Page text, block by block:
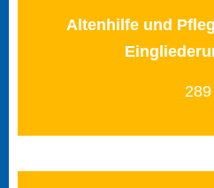
Altenhilfe und
289